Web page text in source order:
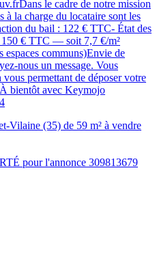
le cadre de notre mission
à la charge du locataire sont les
du bail : 122 € TTC- État des
€ TTC — soit 7,7 €/m²
espaces communs)Envie de
nous un message. Vous
permettant de déposer votre
bientôt avec Keymojo